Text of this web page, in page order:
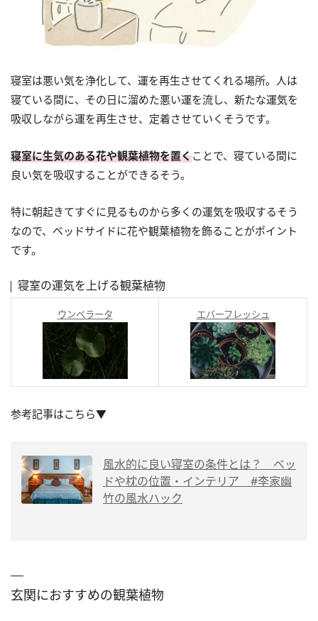
寝室は悪い気を浄化して、運を再生させてくれる場所。人は
寝ている間に、その日に溜めた悪い運を流し、新たな運気を
吸収しながら運を再生させ、定着させていくそうです。
寝室に生気のある花や観葉植物を置くことで、寝ている間に
良い気を吸収することができるそう。
特に朝起きてすぐに見るものから多くの運気を吸収するそう
なので、ベッドサイドに花や観葉植物を飾ることがポイント
です。
寝室の運気を上げる観葉植物
ウンベラータ エバーフレッシュ
参考記事はこちら▼
風水的に良い寝室の条件とは？ ベッ
ドや枕の位置・インテリア #李家幽
竹の風水ハック
玄関におすすめの観葉植物